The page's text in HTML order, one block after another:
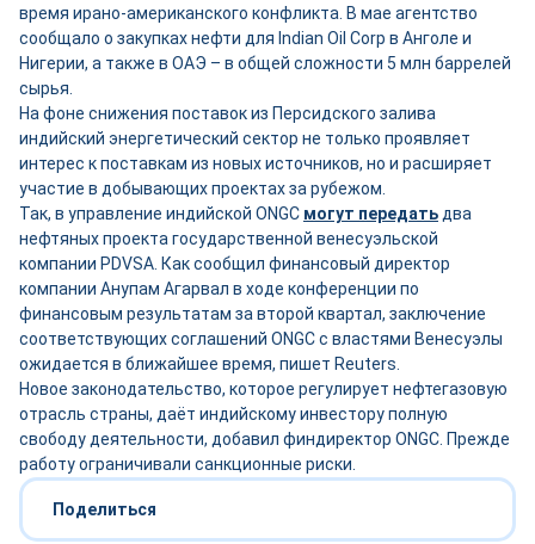
время ирано-американского конфликта. В мае агентство
сообщало о закупках нефти для Indian Oil Corp в Анголе и
Нигерии, а также в ОАЭ – в общей сложности 5 млн баррелей
сырья.
На фоне снижения поставок из Персидского залива
индийский энергетический сектор не только проявляет
интерес к поставкам из новых источников, но и расширяет
участие в добывающих проектах за рубежом.
Так, в управление индийской ONGC могут передатьдва
нефтяных проекта государственной венесуэльской
компании PDVSA. Как сообщил финансовый директор
компании Анупам Агарвал в ходе конференции по
финансовым результатам за второй квартал, заключение
соответствующих соглашений ONGC с властями Венесуэлы
ожидается в ближайшее время, пишет Reuters.
Новое законодательство, которое регулирует нефтегазовую
отрасль страны, даёт индийскому инвестору полную
свободу деятельности, добавил финдиректор ONGC. Прежде
работу ограничивали санкционные риски.
Поделиться